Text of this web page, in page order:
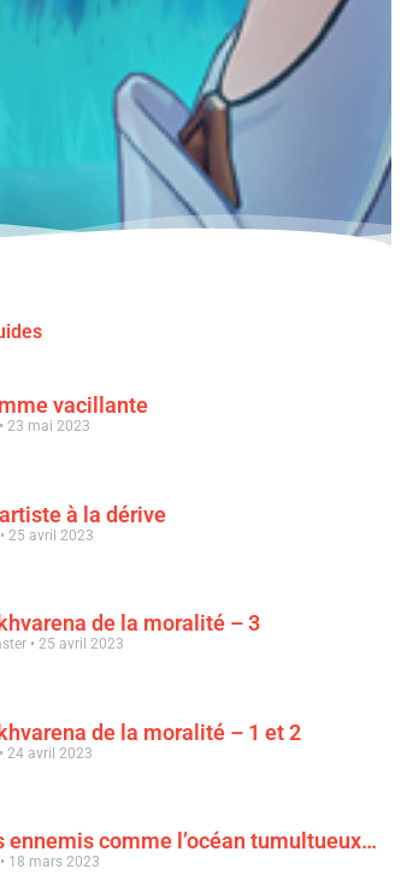
vacillante
23 mai 2023
à la dérive
25 avril 2023
de la moralité – 3
25 avril 2023
de la moralité – 1 et 2
24 avril 2023
ennemis comme l’océan tumultueux…
18 mars 2023